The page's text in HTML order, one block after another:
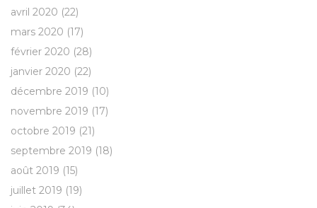
avril 2020 (22)
mars 2020 (17)
février 2020 (28)
janvier 2020 (22)
décembre 2019 (10)
novembre 2019 (17)
octobre 2019 (21)
septembre 2019 (18)
août 2019 (15)
juillet 2019 (19)